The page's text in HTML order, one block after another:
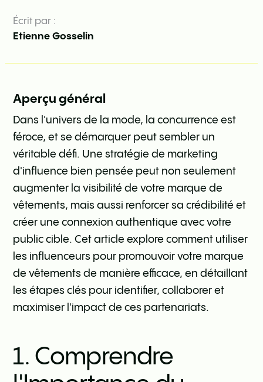
Écrit par :
Etienne Gosselin
Aperçu général
Dans l'univers de la mode, la concurrence est
féroce, et se démarquer peut sembler un
véritable défi. Une stratégie de marketing
d'influence bien pensée peut non seulement
augmenter la visibilité de votre marque de
vêtements, mais aussi renforcer sa crédibilité et
créer une connexion authentique avec votre
public cible. Cet article explore comment utiliser
les influenceurs pour promouvoir votre marque
de vêtements de manière efficace, en détaillant
les étapes clés pour identifier, collaborer et
maximiser l'impact de ces partenariats.
1. Comprendre